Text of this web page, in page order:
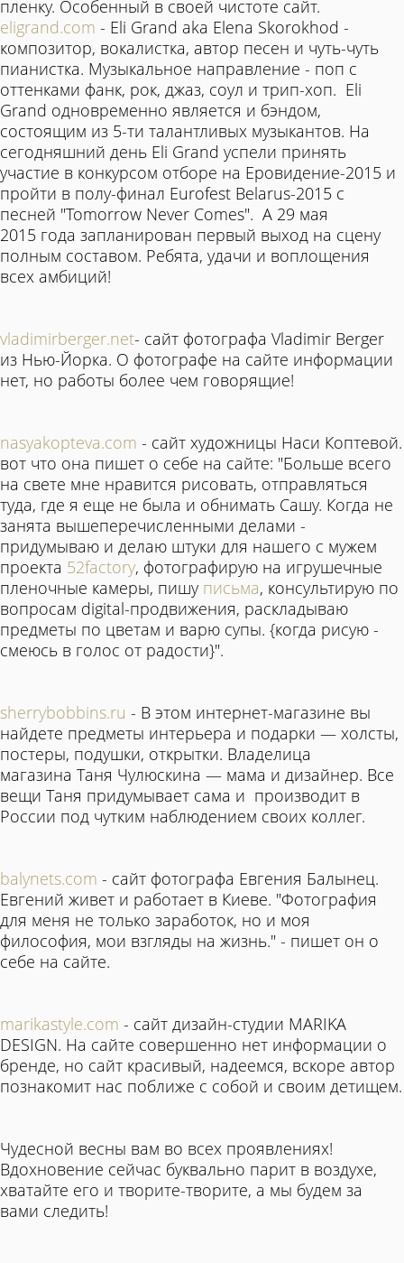
пленку. Особенный в своей чистоте сайт.
eligrand.com - Eli Grand aka Elena Skorokhod -
композитор, вокалистка, автор песен и чуть-чуть
пианистка. Музыкальное направление - поп с
оттенками фанк, рок, джаз, соул и трип-хоп. Eli
Grand одновременно является и бэндом,
состоящим из 5-ти талантливых музыкантов. На
сегодняшний день Eli Grand успели принять
участие в конкурсом отборе на Еровидение-2015 и
пройти в полу-финал Eurofest Belarus-2015 с
песней "Tomorrow Never Comes". А 29 мая
2015 года запланирован первый выход на сцену
полным составом. Ребята, удачи и воплощения
всех амбиций!
vladimirberger.net- сайт фотографа Vladimir Berger
из Нью-Йорка. О фотографе на сайте информации
нет, но работы более чем говорящие!
nasyakopteva.com - сайт художницы Наси Коптевой.
вот что она пишет о себе на сайте: "Больше всего
на свете мне нравится рисовать, отправляться
туда, где я еще не была и обнимать Сашу. Когда не
занята вышеперечисленными делами -
придумываю и делаю штуки для нашего с мужем
проекта 52factory, фотографирую на игрушечные
пленочные камеры, пишу письма, консультирую по
вопросам digital-продвижения, раскладываю
предметы по цветам и варю супы. {когда рисую -
смеюсь в голос от радости}".
sherrybobbins.ru - В этом интернет-магазине вы
найдете предметы интерьера и подарки — холсты,
постеры, подушки, открытки. Владелица
магазина Таня Чулюскина — мама и дизайнер. Все
вещи Таня придумывает сама и производит в
России под чутким наблюдением своих коллег.
balynets.com - сайт фотографа Евгения Балынец.
Евгений живет и работает в Киеве. "Фотография
для меня не только заработок, но и моя
философия, мои взгляды на жизнь." - пишет он о
себе на сайте.
marikastyle.com - сайт дизайн-студии MARIKA
DESIGN. На сайте совершенно нет информации о
бренде, но сайт красивый, надеемся, вскоре автор
познакомит нас поближе с собой и своим детищем.
Чудесной весны вам во всех проявлениях!
Вдохновение сейчас буквально парит в воздухе,
хватайте его и творите-творите, а мы будем за
вами следить!